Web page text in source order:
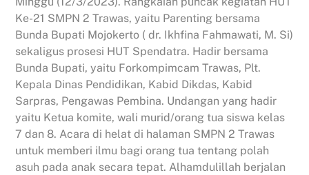
Ke-21 SMPN 2 Trawas, yaitu Parenting bersama
Bunda Bupati Mojokerto ( dr. Ikhfina Fahmawati, M. Si)
sekaligus prosesi HUT Spendatra. Hadir bersama
Bunda Bupati, yaitu Forkompimcam Trawas, Plt.
Kepala Dinas Pendidikan, Kabid Dikdas, Kabid
Sarpras, Pengawas Pembina. Undangan yang hadir
yaitu Ketua komite, wali murid/orang tua siswa kelas
7 dan 8. Acara di helat di halaman SMPN 2 Trawas
untuk memberi ilmu bagi orang tua tentang polah
asuh pada anak secara tepat. Alhamdulillah berjalan